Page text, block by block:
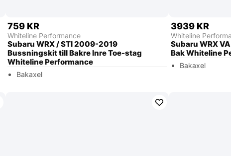
759 KR
Whiteline Performance
Subaru WRX / STI 2009-2019
Bussningskit till Bakre Inre Toe-stag
Whiteline Performance
Bakaxel
3939 KR
Whiteline
Subaru WRX
Bak Whiteline
Bakaxel